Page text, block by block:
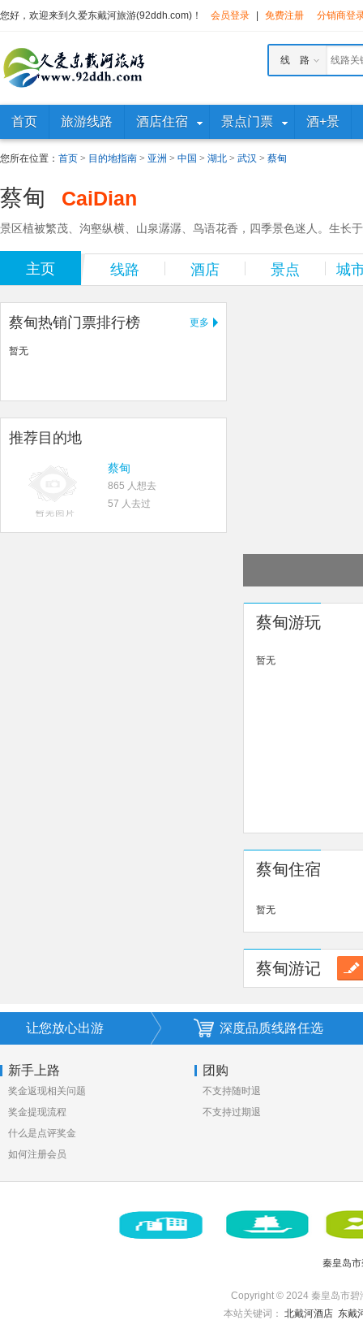
您好，欢迎来到久爱东戴河旅游(92ddh.com)！ 会员登录 免费注册 分销商登
线 路
首页 旅游线路 酒店住宿 景点门票 酒+景
您所在位置： 首页 > 目的地指南 > 亚洲 > 中国 > 湖北 > 武汉 > 蔡甸
蔡甸 CaiDian
景区植被繁茂、沟壑纵横、山泉潺潺、鸟语花香，四季景色迷人。生长
主页 线路 酒店 景点 城
更多
蔡甸热销门票排行榜
暂无
推荐目的地
蔡甸
865 人想去
57 人去过
蔡甸游玩
暂无
蔡甸住宿
暂无
蔡甸游记
让您放心出游 深度品质线路任选
新手上路
奖金返现相关问题
奖金提现流程
什么是点评奖金
如何注册会员
团购
不支持随时退
不支持过期退
秦皇岛
Copyright © 2024 秦皇岛市
本站关键词： 北戴河酒店 东戴